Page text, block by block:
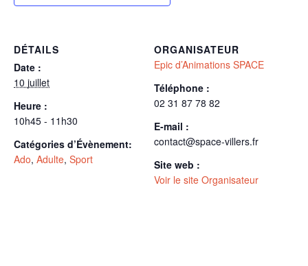
DÉTAILS
Date :
10 juillet
Heure :
10h45 - 11h30
Catégories d’Évènement:
Ado, Adulte, Sport
ORGANISATEUR
Epic d’Animations SPACE
Téléphone :
02 31 87 78 82
E-mail :
contact@space-villers.fr
Site web :
Voir le site Organisateur